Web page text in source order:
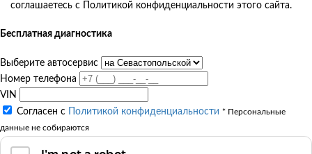
соглашаетесь с Политикой конфиденциальности этого сайта.
Бесплатная диагностика
Выберите автосервис
Номер телефона
VIN
Согласен с
Политикой конфиденциальности * Персональные
данные не собираются